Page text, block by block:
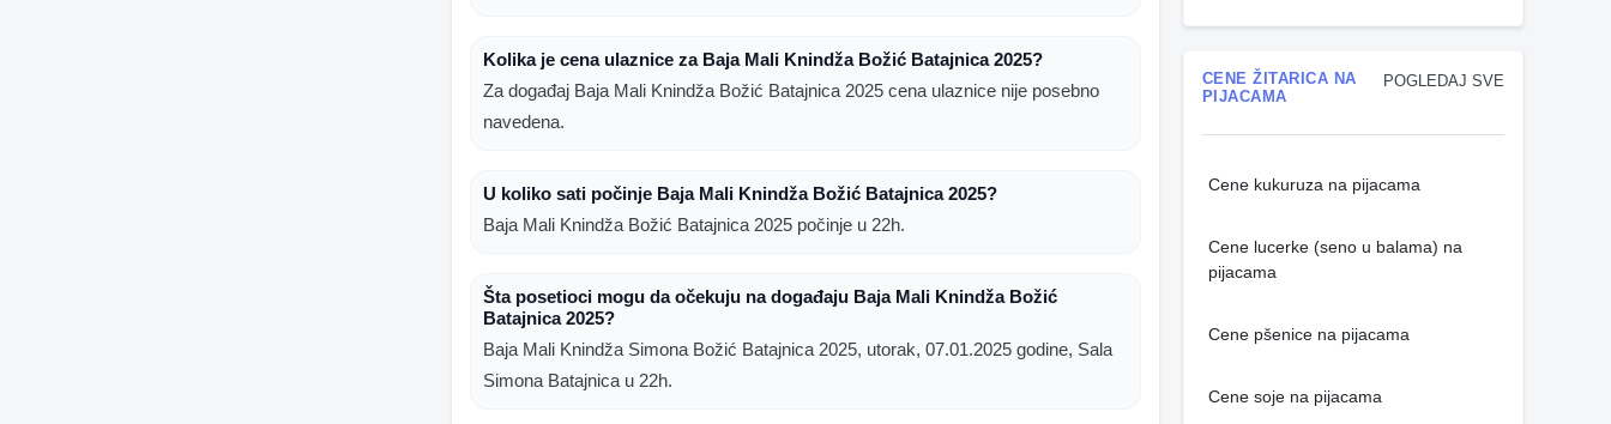
Kolika je cena ulaznice za Baja Mali Knindža Božić Batajnica 2025?
Za događaj Baja Mali Knindža Božić Batajnica 2025 cena ulaznice nije posebno
navedena.
U koliko sati počinje Baja Mali Knindža Božić Batajnica 2025?
Baja Mali Knindža Božić Batajnica 2025 počinje u 22h.
Šta posetioci mogu da očekuju na događaju Baja Mali Knindža Božić
Batajnica 2025?
Baja Mali Knindža Simona Božić Batajnica 2025, utorak, 07.01.2025 godine, Sala
Simona Batajnica u 22h.
POGLEDAJ SVE
CENE ŽITARICA NA
PIJACAMA
Cene kukuruza na pijacama
Cene lucerke (seno u balama) na
pijacama
Cene pšenice na pijacama
Cene soje na pijacama